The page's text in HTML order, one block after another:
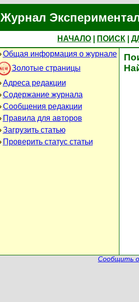
Журнал
НАЧАЛО ПОИСК
Общая информация о журнале
Золотые страницы
Адреса редакции
Содержание журнала
Сообщения редакции
Правила для авторов
Загрузить статью
Проверить статус статьи
Сообщить о